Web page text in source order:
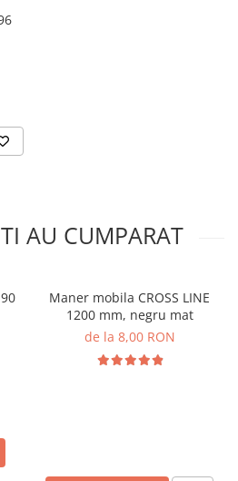
AU CUMPARAT
Maner mobila CROSS LINE
1200 mm, negru mat
de la 8,00 RON